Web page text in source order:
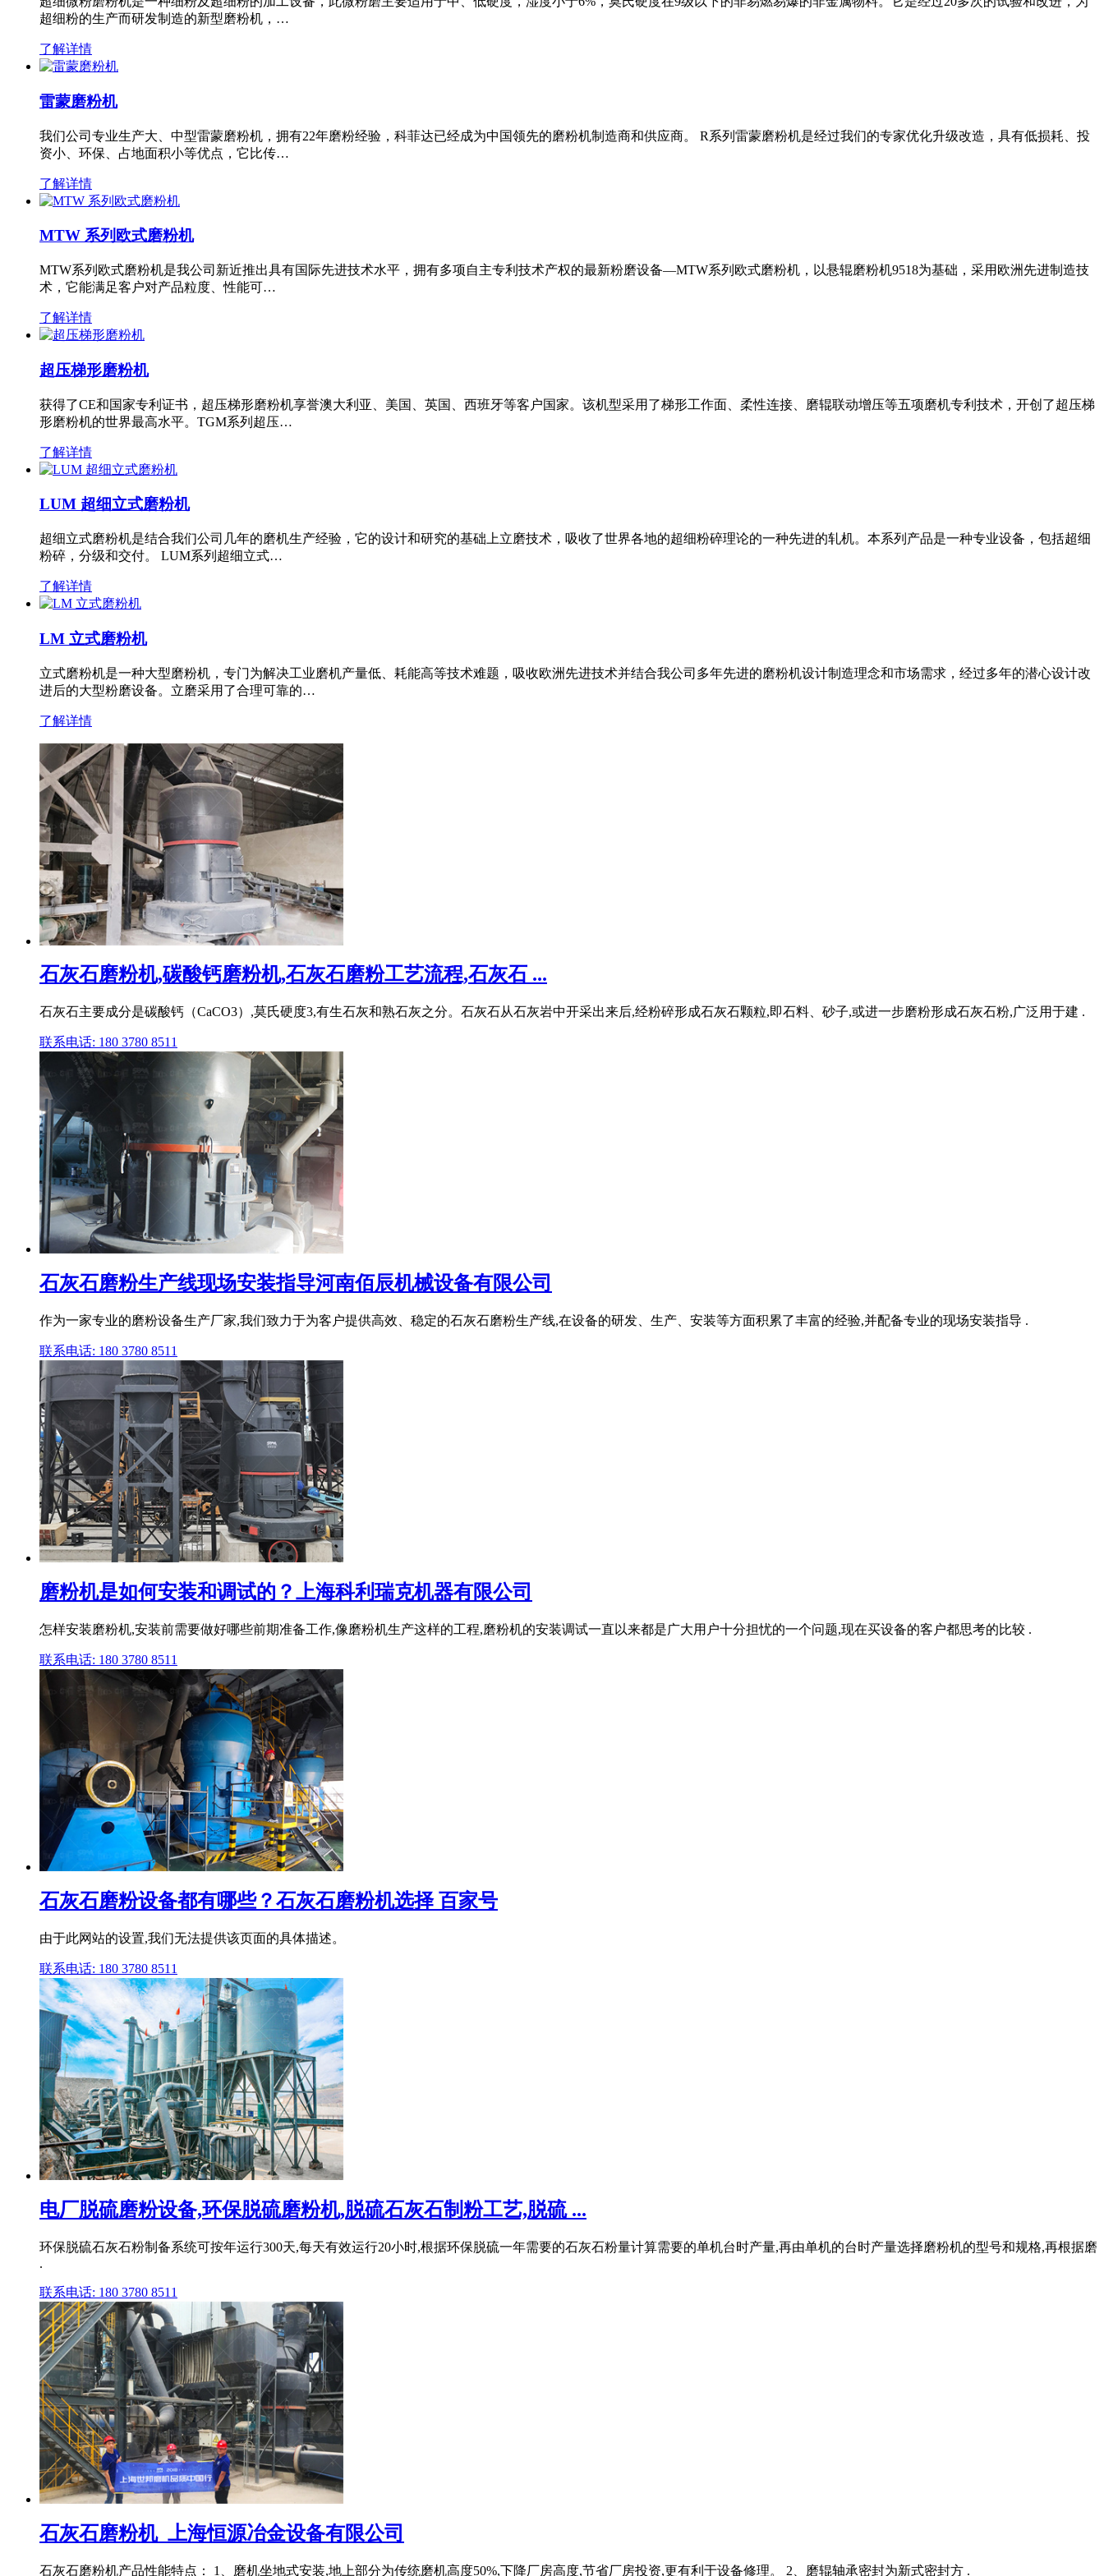
超细粉的生产而研发制造的新型磨粉机，…
了解详情
雷蒙磨粉机
我们公司专业生产大、中型雷蒙磨粉机，拥有22年磨粉经验，科菲达已经成为中国领先的磨粉机制造商和供应商。 R系列雷蒙磨粉机是经过我们的专家优化升级改造，具有低损耗、投
资小、环保、占地面积小等优点，它比传…
了解详情
MTW 系列欧式磨粉机
MTW系列欧式磨粉机是我公司新近推出具有国际先进技术水平，拥有多项自主专利技术产权的最新粉磨设备—MTW系列欧式磨粉机，以悬辊磨粉机9518为基础，采用欧洲先进制造技
术，它能满足客户对产品粒度、性能可…
了解详情
超压梯形磨粉机
获得了CE和国家专利证书，超压梯形磨粉机享誉澳大利亚、美国、英国、西班牙等客户国家。该机型采用了梯形工作面、柔性连接、磨辊联动增压等五项磨机专利技术，开创了超压梯
形磨粉机的世界最高水平。TGM系列超压…
了解详情
LUM 超细立式磨粉机
超细立式磨粉机是结合我们公司几年的磨机生产经验，它的设计和研究的基础上立磨技术，吸收了世界各地的超细粉碎理论的一种先进的轧机。本系列产品是一种专业设备，包括超细
粉碎，分级和交付。 LUM系列超细立式…
了解详情
LM 立式磨粉机
立式磨粉机是一种大型磨粉机，专门为解决工业磨机产量低、耗能高等技术难题，吸收欧洲先进技术并结合我公司多年先进的磨粉机设计制造理念和市场需求，经过多年的潜心设计改
进后的大型粉磨设备。立磨采用了合理可靠的…
了解详情
石灰石磨粉机,碳酸钙磨粉机,石灰石磨粉工艺流程,石灰石 ...
石灰石主要成分是碳酸钙（CaCO3）,莫氏硬度3,有生石灰和熟石灰之分。石灰石从石灰岩中开采出来后,经粉碎形成石灰石颗粒,即石料、砂子,或进一步磨粉形成石灰石粉,广泛用于建 .
联系电话: 180 3780 8511
石灰石磨粉生产线现场安装指导河南佰辰机械设备有限公司
作为一家专业的磨粉设备生产厂家,我们致力于为客户提供高效、稳定的石灰石磨粉生产线,在设备的研发、生产、安装等方面积累了丰富的经验,并配备专业的现场安装指导 .
联系电话: 180 3780 8511
磨粉机是如何安装和调试的？上海科利瑞克机器有限公司
怎样安装磨粉机,安装前需要做好哪些前期准备工作,像磨粉机生产这样的工程,磨粉机的安装调试一直以来都是广大用户十分担忧的一个问题,现在买设备的客户都思考的比较 .
联系电话: 180 3780 8511
石灰石磨粉设备都有哪些？石灰石磨粉机选择 百家号
由于此网站的设置,我们无法提供该页面的具体描述。
联系电话: 180 3780 8511
电厂脱硫磨粉设备,环保脱硫磨粉机,脱硫石灰石制粉工艺,脱硫 ...
环保脱硫石灰石粉制备系统可按年运行300天,每天有效运行20小时,根据环保脱硫一年需要的石灰石粉量计算需要的单机台时产量,再由单机的台时产量选择磨粉机的型号和规格,再根据磨
.
联系电话: 180 3780 8511
石灰石磨粉机_上海恒源冶金设备有限公司
石灰石磨粉机产品性能特点： 1、磨机坐地式安装,地上部分为传统磨机高度50%,下降厂房高度,节省厂房投资,更有利于设备修理。 2、磨辊轴承密封为新式密封方 .